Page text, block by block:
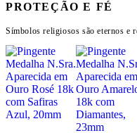
PROTEÇÃO E FÉ
Símbolos religiosos são eternos e